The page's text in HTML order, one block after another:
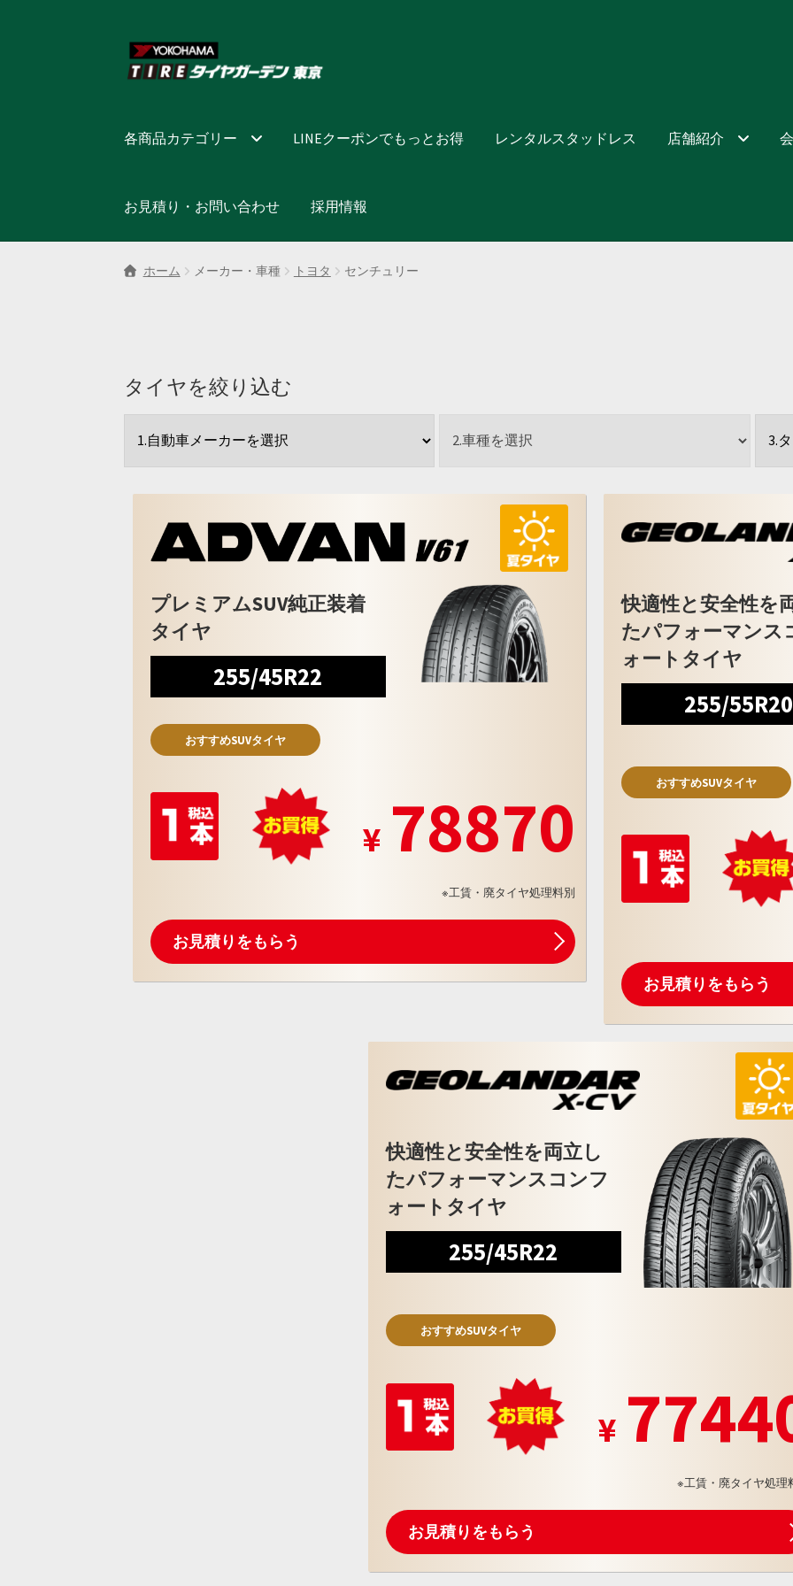
ナ
ビ
シ
へ
キ
ッ
コ
ン
ツ
キ
プ
各商品カテゴリー LINEクーポンでもっとお得 レンタルスタッドレス 店舗紹介
お見積り・お問い合わせ 採用情報
ホーム メーカー・車種 トヨタ センチュリー
タイヤを絞り込む
プレミアムSUV純正装着
タイヤ
255/45R22
おすすめSUVタイヤ
78870
※工賃・廃タイヤ処理料別
お見積りをもらう
快適性と安全性を
たパフォーマンス
ォートタイヤ
255/55R20
おすすめSUVタイヤ
お見積りをもらう
快適性と安全性を両立し
たパフォーマンスコンフ
ォートタイヤ
255/45R22
おすすめSUVタイヤ
※工賃・廃タイヤ処理
お見積りをもらう